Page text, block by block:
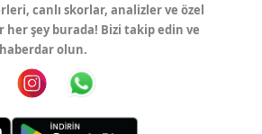
canlı skorlar, analizler ve özel
şey burada! Bizi takip edin ve
olun.